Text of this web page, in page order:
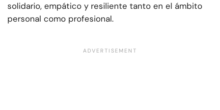
solidario, empático y resiliente tanto en el ámbito
personal como profesional.